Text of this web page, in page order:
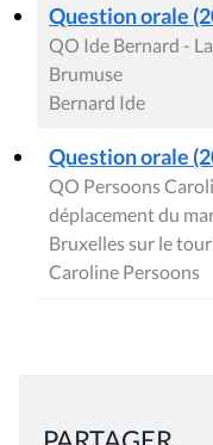
Question orale
QO Ide Bernard -
Brumuse
Bernard Ide
Question orale
QO Persoons
déplacement du
Bruxelles sur le
Caroline Persoons